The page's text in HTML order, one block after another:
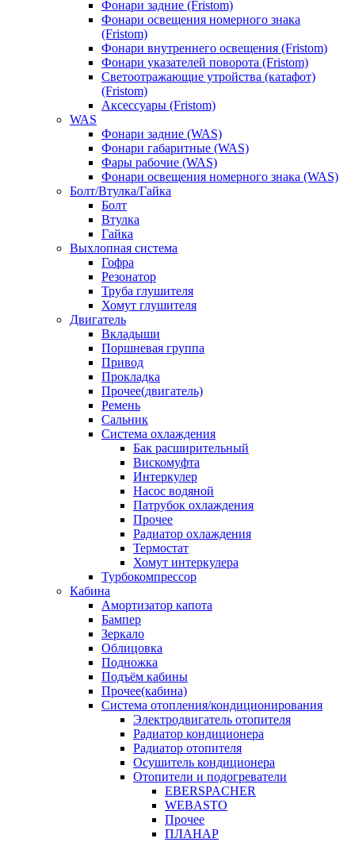
Фонари задние (Fristom)
Фонари освещения номерного знака
(Fristom)
Фонари внутреннего освещения (Fristom)
Фонари указателей поворота (Fristom)
Светоотражающие утройства (катафот)
(Fristom)
Аксессуары (Fristom)
WAS
Фонари задние (WAS)
Фонари габаритные (WAS)
Фары рабочие (WAS)
Фонари освещения номерного знака (WAS)
Болт/Втулка/Гайка
Болт
Втулка
Гайка
Выхлопная система
Гофра
Резонатор
Труба глушителя
Хомут глушителя
Двигатель
Вкладыши
Поршневая группа
Привод
Прокладка
Прочее(двигатель)
Ремень
Сальник
Система охлаждения
Бак расширительный
Вискомуфта
Интеркулер
Насос водяной
Патрубок охлаждения
Прочее
Радиатор охлаждения
Термостат
Хомут интеркулера
Турбокомпрессор
Кабина
Амортизатор капота
Бампер
Зеркало
Облицовка
Подножка
Подъём кабины
Прочее(кабина)
Система отопления/кондиционирования
Электродвигатель отопителя
Радиатор кондиционера
Радиатор отопителя
Осушитель кондиционера
Отопители и подогреватели
EBERSPACHER
WEBASTO
Прочее
ПЛАНАР